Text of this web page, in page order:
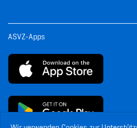
ASVZ-Apps